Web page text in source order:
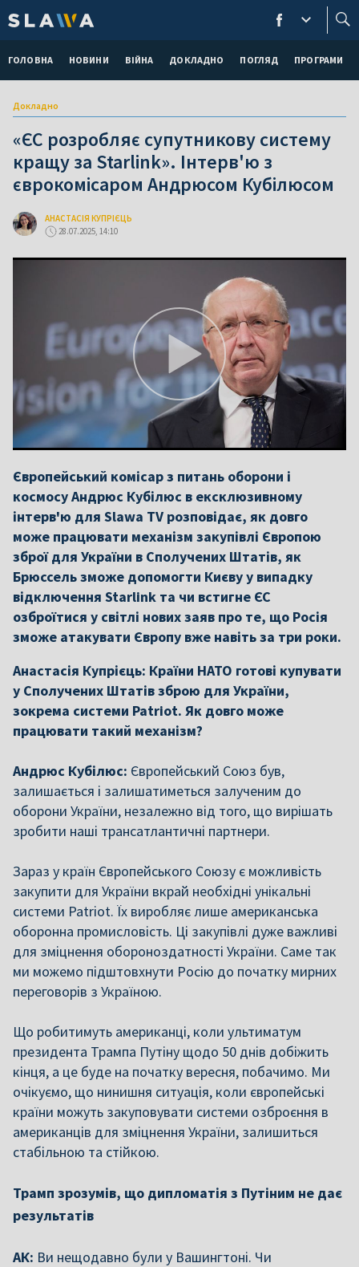
ГОЛОВНА НОВИНИ ВІЙНА ДОКЛАДНО ПОГЛЯД ПРОГРАМИ
Докладно
«ЄС розробляє супутникову систему
кращу за Starlink». Інтерв'ю з
єврокомісаром Андрюсом Кубілюсом
АНАСТАСІЯ КУПРІЄЦЬ
28.07.2025, 14:10
Європейський комісар з питань оборони і
космосу Андрюс Кубілюс в ексклюзивному
інтерв'ю для Slawa TV розповідає, як довго
може працювати механізм закупівлі Європою
зброї для України в Сполучених Штатів, як
Брюссель зможе допомогти Києву у випадку
відключення Starlink та чи встигне ЄС
озброїтися у світлі нових заяв про те, що Росія
зможе атакувати Європу вже навіть за три роки.
Анастасія Купрієць: Країни НАТО готові купувати
у Сполучених Штатів зброю для України,
зокрема системи Patriot. Як довго може
працювати такий механізм?
Андрюс Кубілюс: Європейський Союз був,
залишається і залишатиметься залученим до
оборони України, незалежно від того, що вирішать
зробити наші трансатлантичні партнери.
Зараз у країн Європейського Союзу є можливість
закупити для України вкрай необхідні унікальні
системи Patriot. Їх виробляє лише американська
оборонна промисловість. Ці закупівлі дуже важливі
для зміцнення обороноздатності України. Саме так
ми можемо підштовхнути Росію до початку мирних
переговорів з Україною.
Що робитимуть американці, коли ультиматум
президента Трампа Путіну щодо 50 днів добіжить
кінця, а це буде на початку вересня, побачимо. Ми
очікуємо, що нинишня ситуація, коли європейські
країни можуть закуповувати системи озброєння в
американців для зміцнення України, залишиться
стабільною та стійкою.
Трамп зрозумів, що дипломатія з Путіним не дає
результатів
АК: Ви нещодавно були у Вашингтоні. Чи